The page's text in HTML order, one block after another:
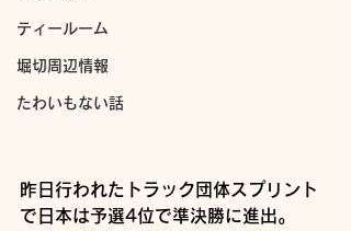
ティールーム
堀切周辺情報
たわいもない話
昨日行われたトラック団体スプリント
で日本は予選4位で準決勝に進出。